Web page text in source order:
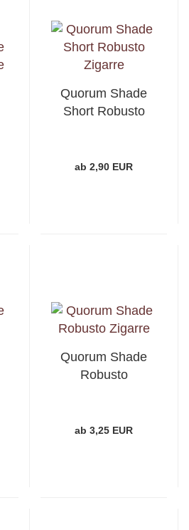
Quorum Shade
Short Robusto
ab 2,90 EUR
Quorum Shade
Robusto
ab 3,25 EUR